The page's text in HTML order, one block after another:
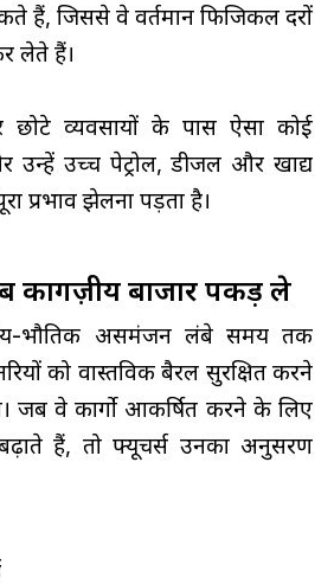
हैं, जिससे वे वर्तमान फिजिकल दरों
लेते हैं।
व्यवसायों के पास ऐसा कोई
उन्हें उच्च पेट्रोल, डीजल और खाद्य
प्रभाव झेलना पड़ता है।
कागज़ीय बाजार पकड़ ले
भौतिक असमंजन लंबे समय तक
को वास्तविक बैरल सुरक्षित करने
जब वे कार्गो आकर्षित करने के लिए
हैं, तो फ्यूचर्स उनका अनुसरण